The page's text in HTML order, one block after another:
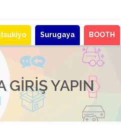
Surugaya BOOTH
GIRIŞ YAPIN